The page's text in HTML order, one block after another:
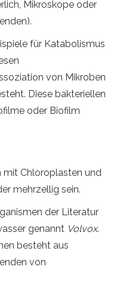
Mikroskope oder
für Katabolismus
von Mikroben
Diese bakteriellen
oder Biofilm
mit Chloroplasten und
mehrzellig sein.
der Literatur
genannt Volvox.
besteht aus
von